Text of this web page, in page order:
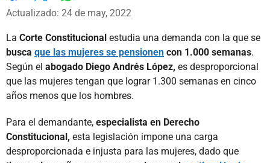
Facebook
X
Actualizado: 24 de may, 2022
La Corte Constitucional estudia una demanda con la que se
busca que las mujeres se pensionen con 1.000 semanas.
Según el abogado Diego Andrés López, es desproporcional
que las mujeres tengan que lograr 1.300 semanas en cinco
años menos que los hombres.
Para el demandante, especialista en Derecho
Constitucional, esta legislación impone una carga
desproporcionada e injusta para las mujeres, dado que